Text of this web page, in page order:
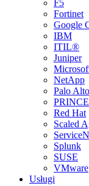
F5
Fortinet
Google
IBM
ITIL®
Juniper
NetApp
Palo Alto
Red Hat
Scaled
Splunk
SUSE
VMware
Usługi